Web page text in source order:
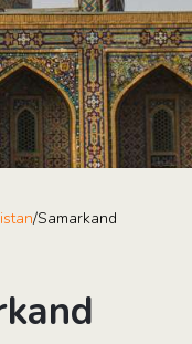
/Samarkand